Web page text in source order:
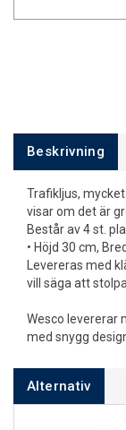
Beskrivning
Trafikljus,
visar om det är
Består av 4 st.
• Höjd 30 cm,
Levereras med
vill säga att
Wesco levererar
med snygg
Alternativ